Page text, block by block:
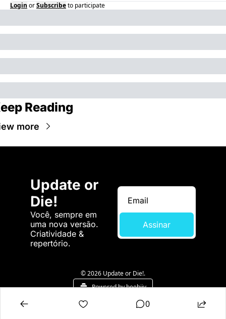
Login orSubscribeto participate
Reading
more
Update or
Die!
Você, sempre em
uma nova versão.
Criatividade &
repertório.
Assinar
© 2026 Update or Die!.
Powered by beehiiv
0